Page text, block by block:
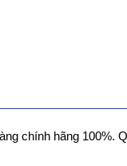
chính hãng 100%.